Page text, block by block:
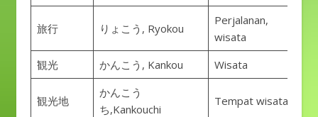
旅行 りょこう, Ryokou
Perjalanan,
wisata
観光
かんこう, Kankou Wisata
観光地
かんこう
ち,Kankouchi
Tempat wisata